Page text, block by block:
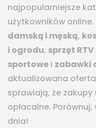
najpopularniejsze
użytkowników online.
damską i męską,
i ogrodu, sprzęt RTV
sportowe i zabawki
aktualizowana
sprawiają, że zakupy
opłacalne.
dnia!